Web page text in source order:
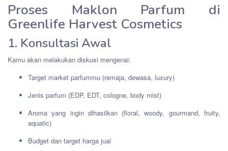
Proses Maklon Parfum di
Greenlife Harvest Cosmetics
1. Konsultasi Awal
Kamu akan melakukan diskusi mengenai:
Target market parfummu (remaja, dewasa, luxury)
Jenis parfum (EDP, EDT, cologne, body mist)
Aroma yang ingin dihasilkan (floral, woody, gourmand, fruity,
aquatic)
Budget dan target harga jual